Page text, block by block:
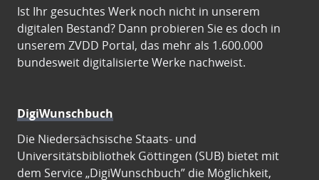
Ist Ihr gesuchtes Werk noch nicht in unserem
digitalen Bestand? Dann probieren Sie es doch in
unserem ZVDD Portal, das mehr als 1.600.000
bundesweit digitalisierte Werke nachweist.
DigiWunschbuch
Die Niedersächsische Staats- und
Universitätsbibliothek Göttingen (SUB) bietet mit
dem Service „DigiWunschbuch” die Möglichkeit,